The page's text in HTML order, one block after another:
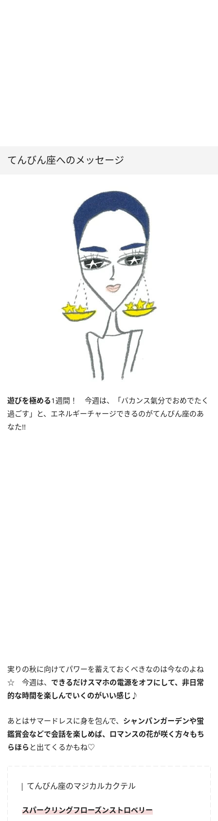
てんびん座へのメッセージ
遊びを極める1週間！ 今週は、「バカンス氣分でおめでたく
過ごす」と、エネルギーチャージできるのがてんびん座のあ
なた!!
実りの秋に向けてパワーを蓄えておくべきなのは今なのよね
☆ 今週は、 できるだけスマホの電源をオフにして、非日常
的な時間を楽しんでいくのがいい感じ ♪
あとはサマードレスに身を包んで、 シャンパンガーデンや蛍
鑑賞会などで会話を楽しめば、ロマンスの花が咲く方々もち
らほら と出てくるかもね♡
てんびん座のマジカルカクテル
スパークリングフローズンストロベリー